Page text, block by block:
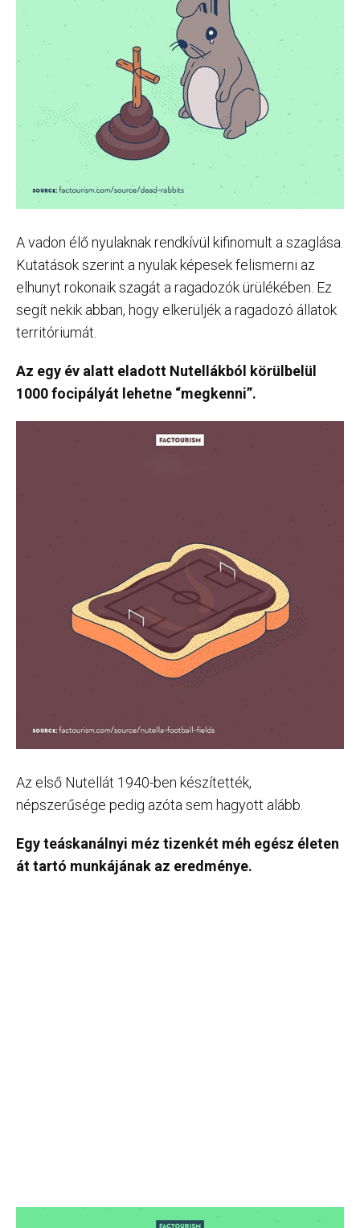
A vadon élő nyulaknak rendkívül kifinomult a szaglása.
Kutatások szerint a nyulak képesek felismerni az
elhunyt rokonaik szagát a ragadozók ürülékében. Ez
segít nekik abban, hogy elkerüljék a ragadozó állatok
territóriumát.
Az egy év alatt eladott Nutellákból körülbelül
1000 focipályát lehetne “megkenni”.
Az első Nutellát 1940-ben készítették,
népszerűsége pedig azóta sem hagyott alább.
Egy teáskanálnyi méz tizenkét méh egész életen
át tartó munkájának az eredménye.